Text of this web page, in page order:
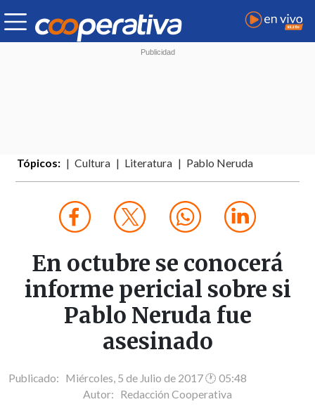
Tópicos: Cultura Literatura Pablo Neruda
En octubre se conocerá
informe pericial sobre si
Pablo Neruda fue
asesinado
Publicado: Miércoles, 5 de Julio de 2017 🕐 05:48
Autor: Redacción Cooperativa